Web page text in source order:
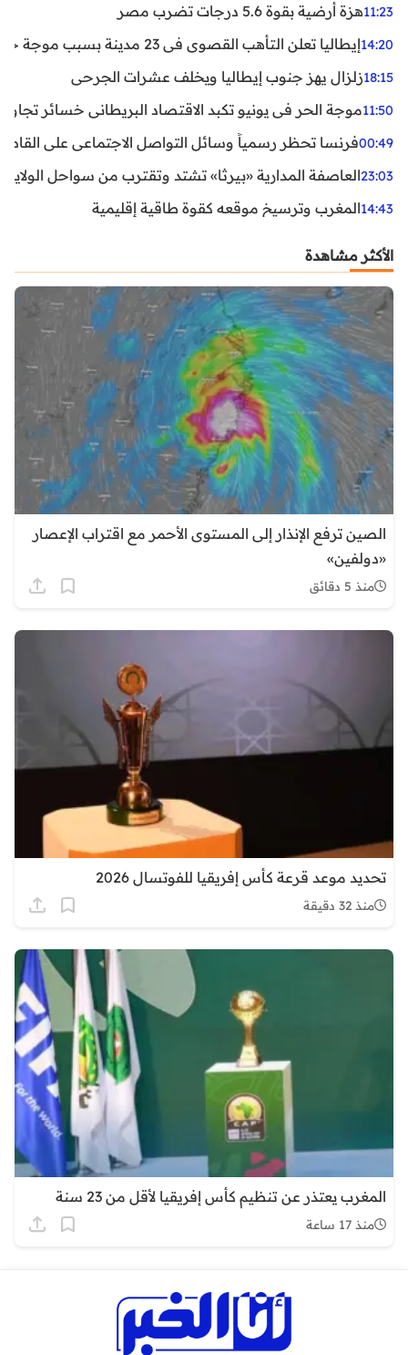
11:23هزة أرضية بقوة 5.6 درجات تضرب مصر
14:20إيطاليا تعلن التأهب القصوى في 23 مدينة بسبب موجة حر شديدة
18:15زلزال يهز جنوب إيطاليا ويخلف عشرات الجرحى
11:50موجة الحر في يونيو تكبد الاقتصاد البريطاني خسائر تجاوزت 1.5 مليار
00:49فرنسا تحظر رسمياً وسائل التواصل الاجتماعي على القاصرين
23:03العاصفة المدارية «بيرثا» تشتد وتقترب من سواحل
14:43المغرب وترسيخ موقعه كقوة طاقية إقليمية
الأكثر مشاهدة
الصين ترفع الإنذار إلى المستوى الأحمر مع اقتراب الإعصار
«دولفين»
منذ 5 دقائق
تحديد موعد قرعة كأس إفريقيا للفوتسال 2026
منذ 32 دقيقة
المغرب يعتذر عن تنظيم كأس إفريقيا لأقل من 23 سنة
منذ 17 ساعة